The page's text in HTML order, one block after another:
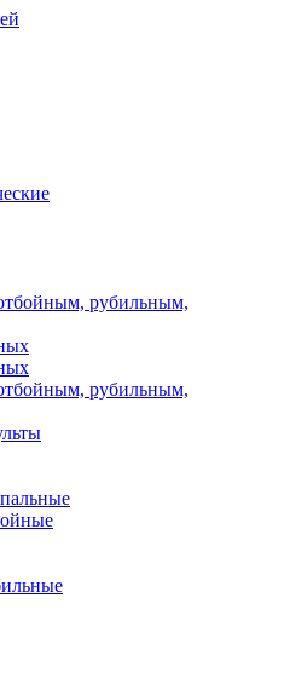
рубильным,
рубильным,